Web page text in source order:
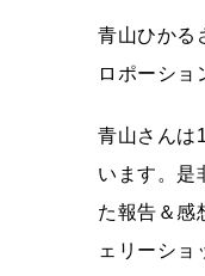
青山ひかる
ロポーショ
青山さんは
います。是
た報告＆感
ェリーショ